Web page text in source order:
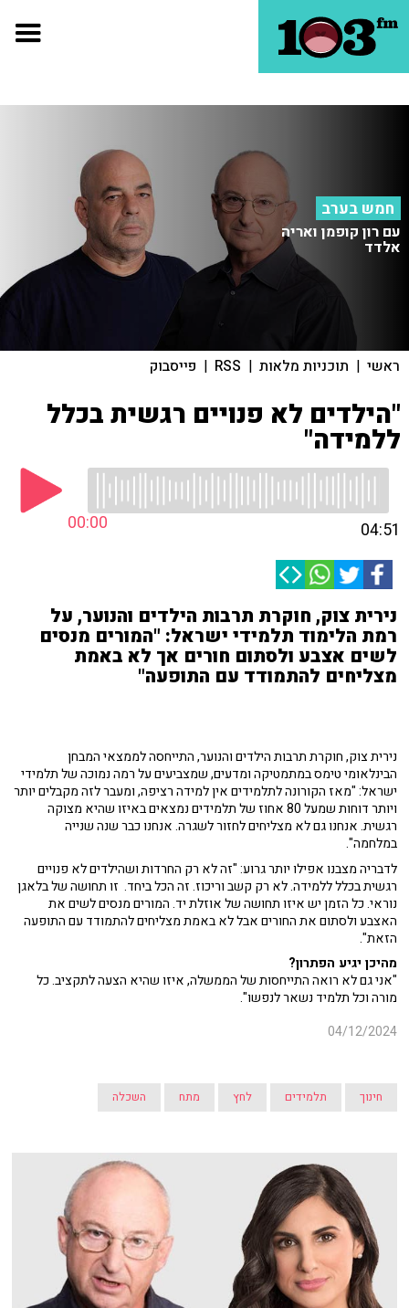
חמש בערב
עם רון קופמן ואריה
אלדד
ראשי | תוכניות מלאות |
RSS
| פייסבוק
"הילדים לא פנויים רגשית בכלל
ללמידה"
00:00 04:51
נירית צוק, חוקרת תרבות הילדים והנוער, על
רמת הלימוד תלמידי ישראל: "המורים מנסים
לשים אצבע ולסתום חורים אך לא באמת
מצליחים להתמודד עם התופעה"
נירית צוק, חוקרת תרבות הילדים והנוער, התייחסה לממצאי המבחן
הבינלאומי טימס במתמטיקה ומדעים, שמצביעים על רמה נמוכה של תלמידי
ישראל: "מאז הקורונה לתלמידים אין למידה רציפה, ומעבר לזה מקבלים יותר
ויותר דוחות שמעל 80 אחוז של תלמידים נמצאים באיזו שהיא מצוקה
רגשית. אנחנו גם לא מצליחים לחזור לשגרה. אנחנו כבר שנה שנייה
במלחמה".
לדבריה מצבנו אפילו יותר גרוע: "זה לא רק החרדות ושהילדים לא פנויים
רגשית בכלל ללמידה. לא רק קשב וריכוז. זה הכל ביחד. זו תחושה של בלאגן
נוראי. כל הזמן יש איזו תחושה של אוזלת יד. המורים מנסים לשים את
האצבע ולסתום את החורים אבל לא באמת מצליחים להתמודד עם התופעה
הזאת".
מהיכן יגיע הפתרון?
"אני גם לא רואה התייחסות של הממשלה, איזו שהיא הצעה לתקציב. כל
מורה וכל תלמיד נשאר לנפשו".
04/12/2024
חינוך תלמידים לחץ מתח השכלה